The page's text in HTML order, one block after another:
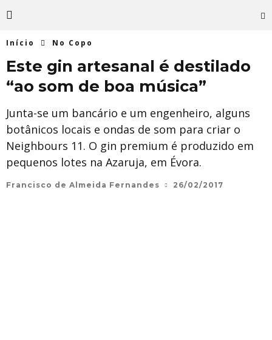
Início No Copo
Este gin artesanal é destilado
“ao som de boa música”
Junta-se um bancário e um engenheiro, alguns
botânicos locais e ondas de som para criar o
Neighbours 11. O gin premium é produzido em
pequenos lotes na Azaruja, em Évora.
Francisco de Almeida Fernandes 26/02/2017